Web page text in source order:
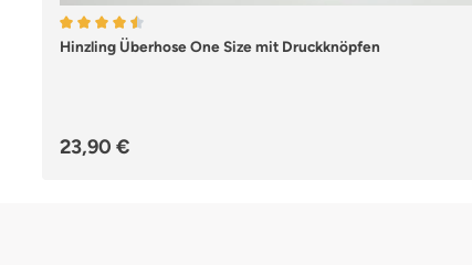
Durchschnittliche Bewertung von 4.44 von 5 Sternen
Hinzling Überhose One Size mit Druckknöpfen
Regulärer Preis:
23,90 €